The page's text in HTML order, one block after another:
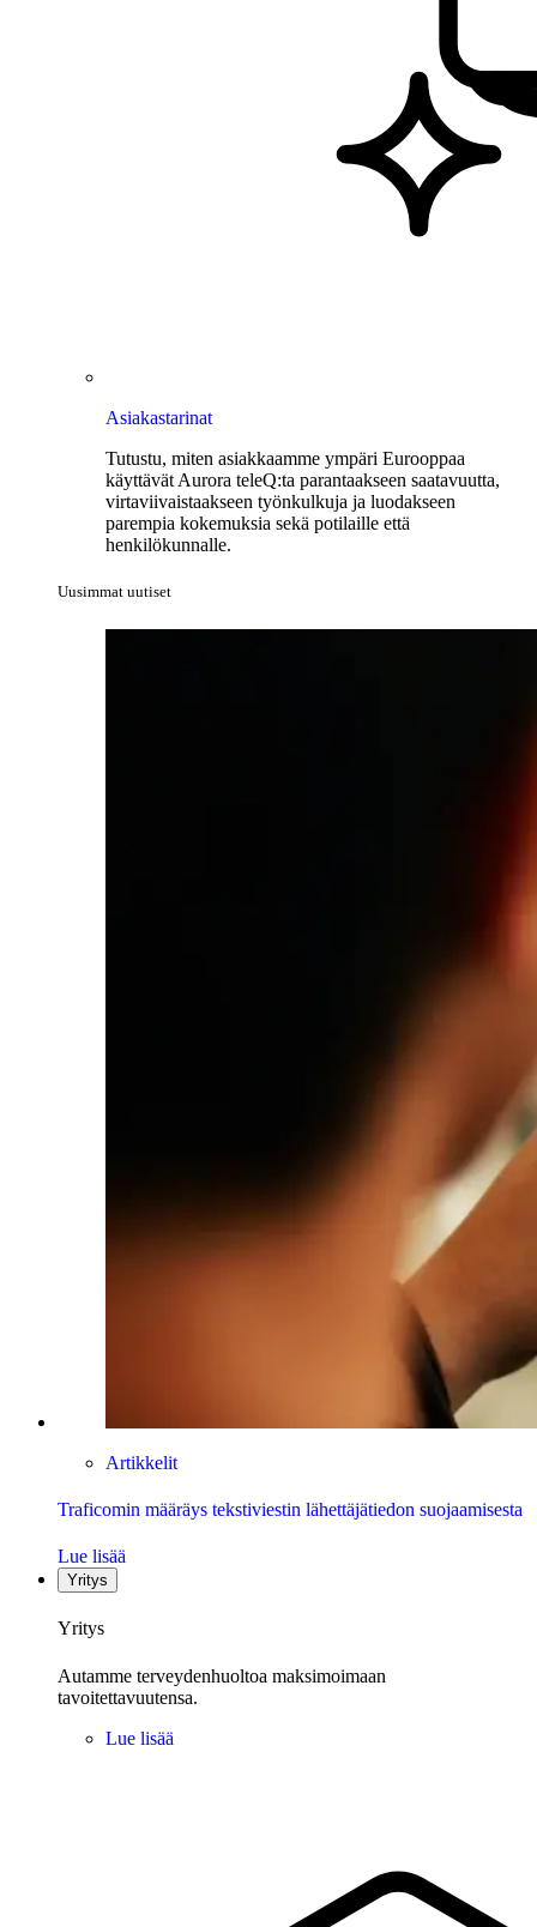
Asiakastarinat
Tutustu, miten asiakkaamme ympäri Eurooppaa
käyttävät Aurora teleQ:ta parantaakseen saatavuutta,
virtaviivaistaakseen työnkulkuja ja luodakseen
parempia kokemuksia sekä potilaille että
henkilökunnalle.
Uusimmat uutiset
Artikkelit
Traficomin määräys tekstiviestin lähettäjätiedon suojaamisesta
Lue lisää
Yritys
Yritys
Autamme terveydenhuoltoa maksimoimaan
tavoitettavuutensa.
Lue lisää